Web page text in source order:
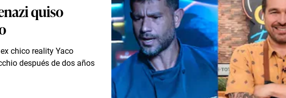
quiso
chico reality Yaco
después de dos años